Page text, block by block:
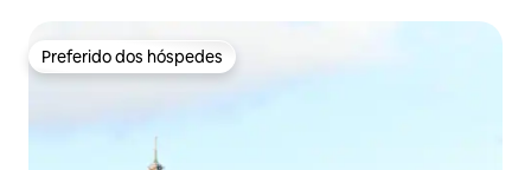
Preferido dos hóspedes
Preferido dos hóspedes